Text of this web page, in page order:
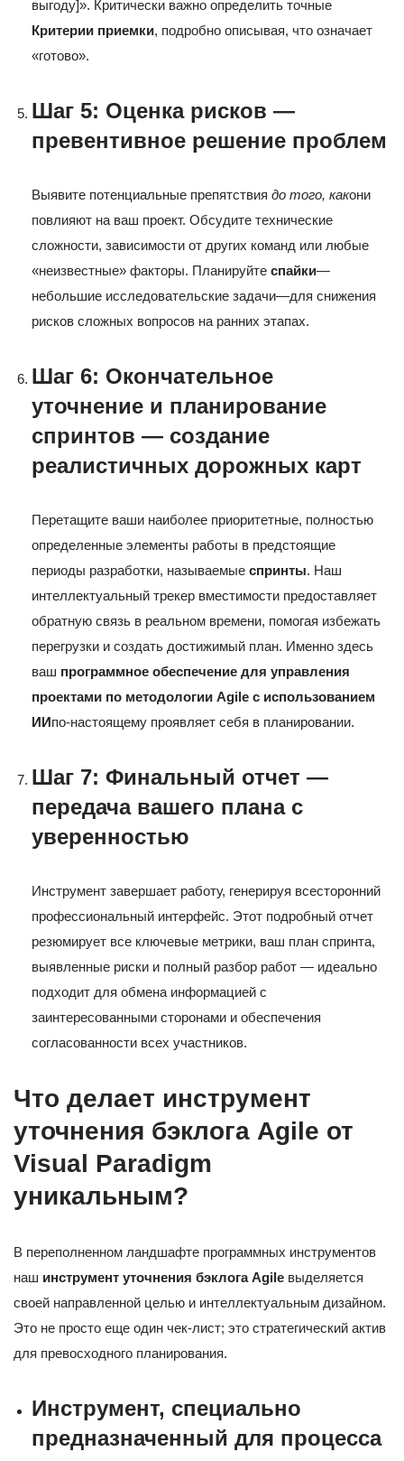
выгоду]». Критически важно определить точные
Критерии приемки, подробно описывая, что означает
«готово».
Шаг 5: Оценка рисков —
превентивное решение проблем
Выявите потенциальные препятствия до того, какони
повлияют на ваш проект. Обсудите технические
сложности, зависимости от других команд или любые
«неизвестные» факторы. Планируйте спайки—
небольшие исследовательские задачи—для снижения
рисков сложных вопросов на ранних этапах.
Шаг 6: Окончательное
уточнение и планирование
спринтов — создание
реалистичных дорожных карт
Перетащите ваши наиболее приоритетные, полностью
определенные элементы работы в предстоящие
периоды разработки, называемые спринты. Наш
интеллектуальный трекер вместимости предоставляет
обратную связь в реальном времени, помогая избежать
перегрузки и создать достижимый план. Именно здесь
ваш программное обеспечение для управления
проектами по методологии Agile с использованием
ИИпо-настоящему проявляет себя в планировании.
Шаг 7: Финальный отчет —
передача вашего плана с
уверенностью
Инструмент завершает работу, генерируя всесторонний
профессиональный интерфейс. Этот подробный отчет
резюмирует все ключевые метрики, ваш план спринта,
выявленные риски и полный разбор работ — идеально
подходит для обмена информацией с
заинтересованными сторонами и обеспечения
согласованности всех участников.
Что делает инструмент
уточнения бэклога Agile от
Visual Paradigm
уникальным?
В переполненном ландшафте программных инструментов
наш инструмент уточнения бэклога Agile выделяется
своей направленной целью и интеллектуальным дизайном.
Это не просто еще один чек-лист; это стратегический актив
для превосходного планирования.
Инструмент, специально
предназначенный для процесса